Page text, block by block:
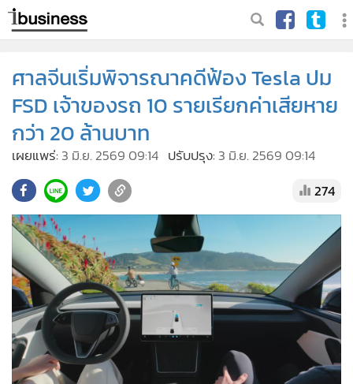
ศาลจีนเริ่มพิจารณาคดีฟ้อง Tesla ปม
FSD เจ้าของรถ 10 รายเรียกค่าเสียหาย
กว่า 20 ล้านบาท
เผยแพร่: 3 มิ.ย. 2569 09:14 ปรับปรุง: 3 มิ.ย. 2569 09:14
274